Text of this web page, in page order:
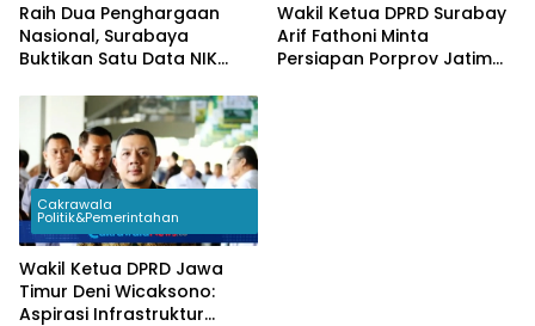
Raih Dua Penghargaan
Nasional, Surabaya
Buktikan Satu Data NIK
Ekonomi
Wakil Ketua DPRD Surabay
Arif Fathoni Minta
Persiapan Porprov Jatim
Cakrawala
Politik&Pemerintahan
Wakil Ketua DPRD Jawa
Timur Deni Wicaksono:
Aspirasi Infrastruktur